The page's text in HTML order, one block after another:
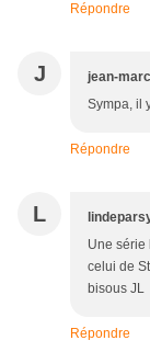
Répondre
J jean-marc
Sympa, il
Répondre
L
Une série
celui de
bisous JL
Répondre